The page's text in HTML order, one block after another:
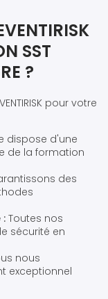
SST
?
pour votre
dispose d'une
de la formation
des
: Toutes nos
sécurité en
nous
exceptionnel